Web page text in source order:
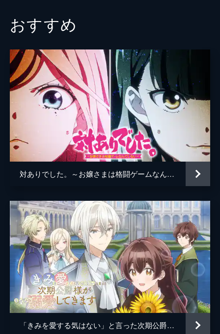
ある日、まりかから鴻蔵家の護衛に挨拶をと
言われ、屈強で厳つい日本兵を想像し、美冶
るでふわふわの小型犬・グングニルだった。
24分
第3話 名家の娘たち
まりかに勉強を教わる美冶。鴻蔵の名に恥じ
ぬよう必死で勉強するが思うようにいかず落
ち込む。そんな美冶に自分の過去の話を聞か
せるまりか。まりかの過去を知り、美冶は安
心する。と、そこにありさがやってきて...。
24分
第4話 美冶の恩返し
美冶が鴻蔵家に引き取られ、ちょうど1カ月
が過ぎた。日頃のお礼に少しでも何かお返し
いに名乗りを上げる美冶だが...。
24分
第5話 初めての友達
てるの計らいのおかげで、美冶はまりかたち
と同じ叡報女学園に入学する。緊張しながら
も初めての学園生活に、心をときめかせる美
冶だったが、同じクラスのマドンナ“花山リ
ル”に目をつけられてしまう。
24分
花山リル 大地葉
植木 東地宏樹
中村ヤス 山田栄子
井上圭介
佐々木睦美
原作 おつじ
音楽 田山里奈
NEWON
おすすめ
対ありでした。～お嬢さまは格闘ゲームなんてしない～
「きみを愛する気はない」と言った次期公爵様がなぜか溺愛してきます